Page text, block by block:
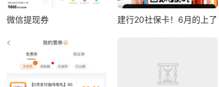
微信提现券 建行20社保卡！6月的上了